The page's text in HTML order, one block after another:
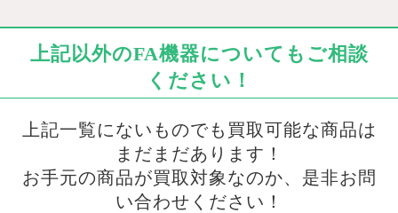
上記以外のFA機器についてもご相談
ください！
上記一覧にないものでも買取可能な商品は
まだまだあります！
お手元の商品が買取対象なのか、是非お問
い合わせください！